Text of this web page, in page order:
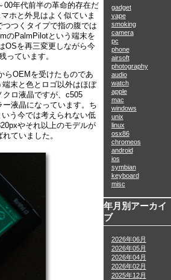
00年代前半の革命的存在だ
ホと外見はよく似ていま
つくタイプで指の腹では
のPalmPilotという端末を
OSを再三変更しながら今
っています。
らOEMを受けたものであ
末と色とロゴ以外はほぼ
クロ液晶ですが、c505
液晶になっています。ち
う今では考えられない低
やそれ以上のモデルが
ていました。
gadget
vape
smoking
camera
pc
phone
airsoft
photography
audio
watch
apple
mac
windows
unix
linux
osx86
chromeos
android
ios
symbian
keyboard
misc
年月別アーカイ
ブ
2026年06月
2026年05月
2026年04月
2026年02月
2025年12月